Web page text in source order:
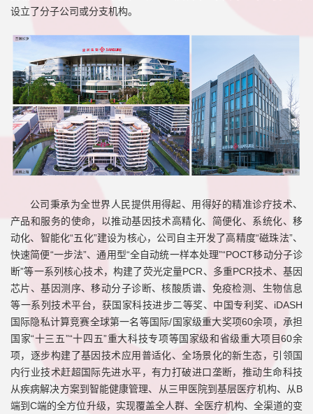
设立了分子公司或分支机构。
公司秉承为全世界人民提供用得起、用得好的精准诊疗技术、
产品和服务的使命，以推动基因技术高精化、简便化、系统化、移
动化、智能化“五化”建设为核心，公司自主开发了高精度“磁珠法”、
快速简便“一步法”、通用型“全自动统一样本处理”“POCT移动分子诊
断”等一系列核心技术，构建了荧光定量PCR、多重PCR技术、基因
芯片、基因测序、移动分子诊断、核酸质谱、免疫检测、生物信息
等一系列技术平台，获国家科技进步二等奖、中国专利奖、iDASH
国际隐私计算竞赛全球第一名等国际/国家级重大奖项60余项，承担
国家“十三五”“十四五”重大科技专项等国家级和省级重大项目60余
项，逐步构建了基因技术应用普适化、全场景化的新生态，引领国
内行业技术赶超国际先进水平，有力打破进口垄断，推动生命科技
从疾病解决方案到智能健康管理、从三甲医院到基层医疗机构、从B
端到C端的全方位升级，实现覆盖全人群、全医疗机构、全渠道的变